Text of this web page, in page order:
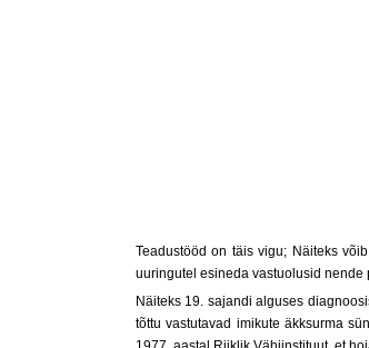
Teadustööd on täis vigu; Näiteks
uuringutel esineda vastuolusid
Näiteks 19. sajandi alguses
tõttu vastutavad imikute äkksurma